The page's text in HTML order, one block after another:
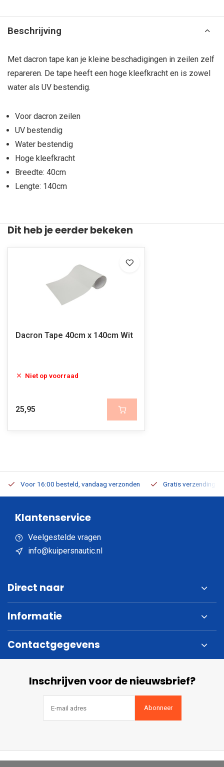
Beschrijving
Met dacron tape kan je kleine beschadigingen in zeilen zelf
repareren. De tape heeft een hoge kleefkracht en is zowel
water als UV bestendig.
Voor dacron zeilen
UV bestendig
Water bestendig
Hoge kleefkracht
Breedte: 40cm
Lengte: 140cm
Dit heb je eerder bekeken
Dacron Tape 40cm x 140cm Wit
Niet op voorraad
25,95
Voor 16:00 besteld, vandaag verzonden Gratis verzending
Klantenservice
Veelgestelde vragen
info@kuipersnautic.nl
Direct naar
Informatie
Contactgegevens
Inschrijven voor de nieuwsbrief?
Abonneer